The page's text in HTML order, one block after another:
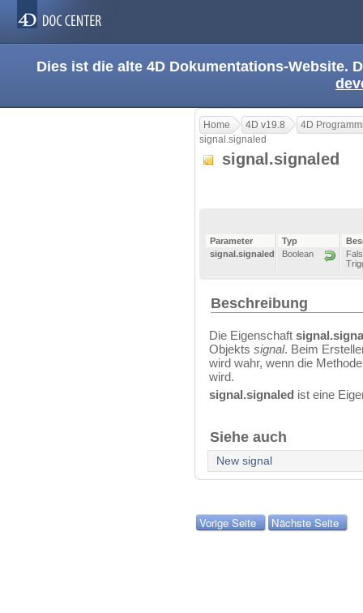
Dies ist die alte 4D Dokumentations-Website.
Home 4D v19.8
4D
signal.signaled
signal.signaled
Parameter Typ
signal.signaled
Boolean
Beschreibung
Die Eigenschaft
Objekts signal. Beim
wird wahr, wenn die
wird.
signal.signaled ist eine
Siehe auch
New signal
Vorige Seite Nächste Seite